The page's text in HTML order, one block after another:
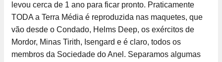
levou cerca de 1 ano para ficar pronto. Praticamente
TODA a Terra Média é reproduzida nas maquetes, que
vão desde o Condado, Helms Deep, os exércitos de
Mordor, Minas Tirith, Isengard e é claro, todos os
membros da Sociedade do Anel. Separamos algumas